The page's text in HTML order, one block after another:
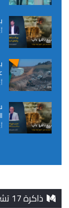
ذاكرة 17 تشرين